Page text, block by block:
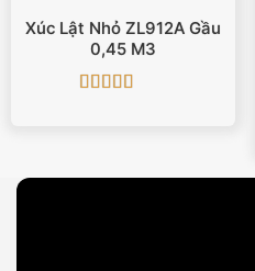
Xúc Lật Nhỏ ZL912A Gầu
0,45 M3